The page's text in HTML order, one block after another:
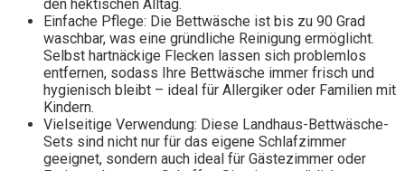
den hektischen Alltag.
Einfache Pflege: Die Bettwäsche ist bis zu 90 Grad
waschbar, was eine gründliche Reinigung ermöglicht.
Selbst hartnäckige Flecken lassen sich problemlos
entfernen, sodass Ihre Bettwäsche immer frisch und
hygienisch bleibt – ideal für Allergiker oder Familien mit
Kindern.
Vielseitige Verwendung: Diese Landhaus-Bettwäsche-
Sets sind nicht nur für das eigene Schlafzimmer
geeignet, sondern auch ideal für Gästezimmer oder